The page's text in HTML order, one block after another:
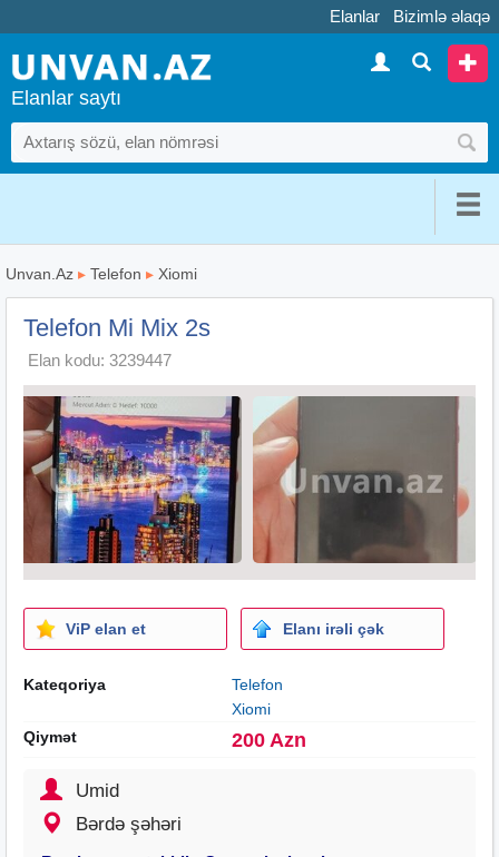
Elanlar Bizimlə əlaqə
Elanlar saytı
Unvan.Az ▸ Telefon ▸ Xiomi
Telefon Mi Mix 2s
Elan kodu: 3239447
ViP elan et Elanı irəli çək
Kateqoriya
Telefon
Xiomi
Qiymət
200 Azn
Umid
Bərdə şəhəri